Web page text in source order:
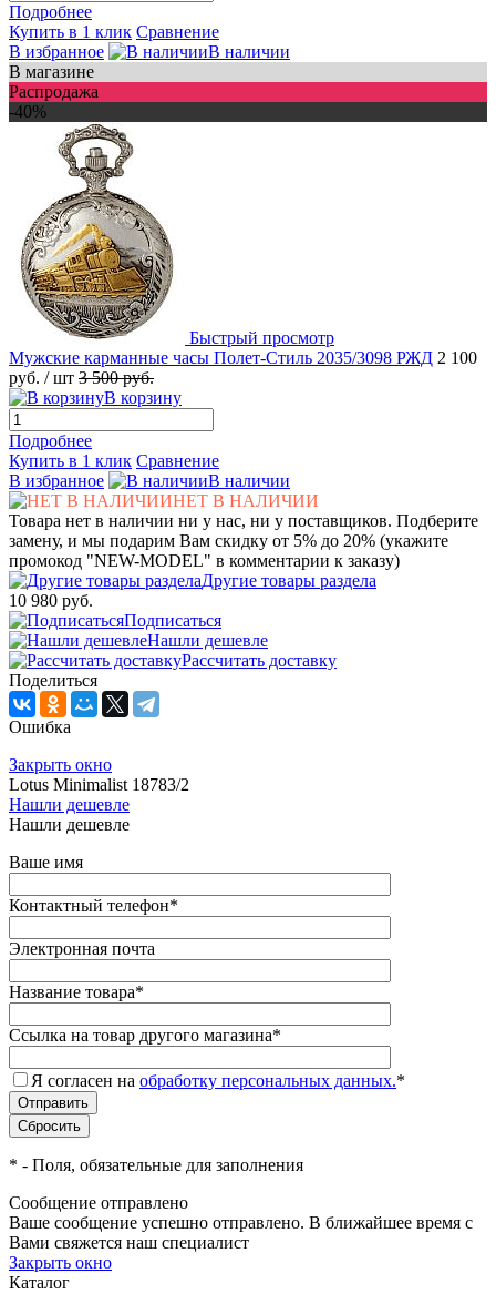
Подробнее
Купить в 1 клик Сравнение
В избранное
В наличии
В магазине
Распродажа
-40%
Быстрый просмотр
Мужские карманные часы Полет-Стиль 2035/3098 РЖД 2 100
руб. / шт 3 500 руб.
В корзину
Подробнее
Купить в 1 клик Сравнение
В избранное
В наличии
НЕТ В НАЛИЧИИ
Товара нет в наличии ни у нас, ни у поставщиков. Подберите
замену, и мы подарим Вам скидку от 5% до 20% (укажите
промокод "NEW-MODEL" в комментарии к заказу)
Другие товары раздела
10 980 руб.
Подписаться
Нашли дешевле
Рассчитать доставку
Поделиться
Ошибка
Закрыть окно
Lotus Minimalist 18783/2
Нашли дешевле
Нашли дешевле
Ваше имя
Контактный телефон*
Электронная почта
Название товара*
Ссылка на товар другого магазина*
Я согласен на обработку персональных данных.*
* - Поля, обязательные для заполнения
Сообщение отправлено
Ваше сообщение успешно отправлено. В ближайшее время с
Вами свяжется наш специалист
Закрыть окно
Каталог